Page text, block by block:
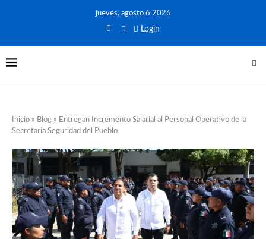
jueves, agosto 6 2026
Login
Inicio » Blog » Entregan Incremento Salarial al Personal Operativo de la
Secretaría Seguridad del Pueblo